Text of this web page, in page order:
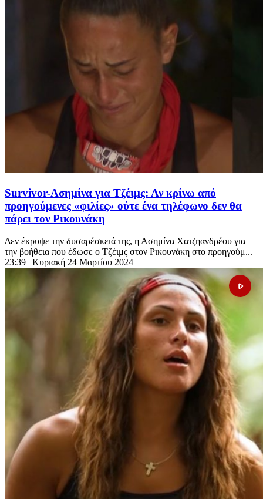
Survivor-Ασημίνα για Τζέιμς: Αν κρίνω από
προηγούμενες «φιλίες» ούτε ένα τηλέφωνο δεν θα
πάρει τον Ρικουνάκη
Δεν έκρυψε την δυσαρέσκειά της, η Ασημίνα Χατζηανδρέου για
την βοήθεια που έδωσε ο Τζέιμς στον Ρικουνάκη στο προηγούμ...
23:39 | Κυριακή 24 Μαρτίου 2024